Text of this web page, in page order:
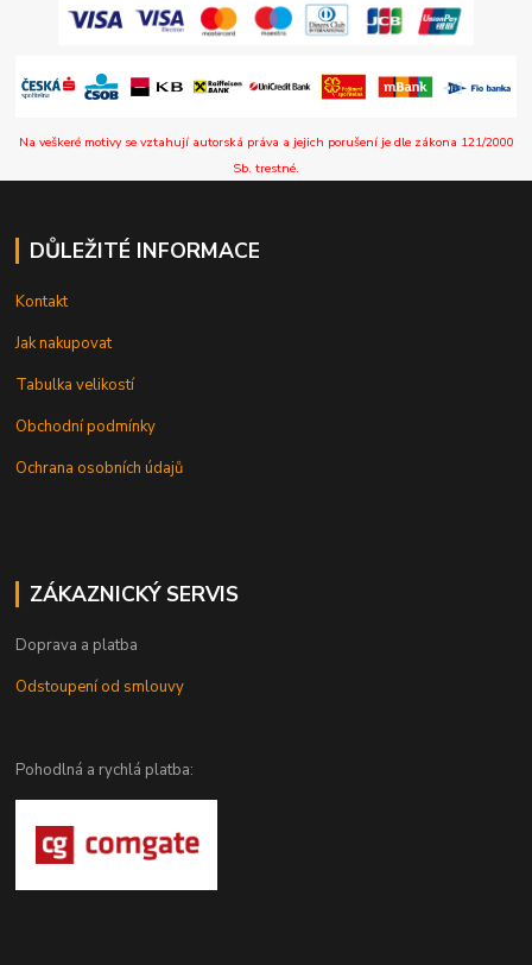
Na veškeré motivy se vztahují autorská práva a jejich porušení je dle zákona 121/2000
Sb. trestné.
DŮLEŽITÉ INFORMACE
Kontakt
Jak nakupovat
Tabulka velikostí
Obchodní podmínky
Ochrana osobních údajů
ZÁKAZNICKÝ SERVIS
Doprava a platba
Odstoupení od smlouvy
Pohodlná a rychlá platba: